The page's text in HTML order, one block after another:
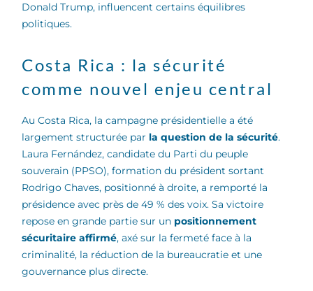
Donald Trump, influencent certains équilibres
politiques.
Costa Rica : la sécurité
comme nouvel enjeu central
Au Costa Rica, la campagne présidentielle a été
largement structurée par la question de la sécurité.
Laura Fernández, candidate du Parti du peuple
souverain (PPSO), formation du président sortant
Rodrigo Chaves, positionné à droite, a remporté la
présidence avec près de 49 % des voix. Sa victoire
repose en grande partie sur un positionnement
sécuritaire affirmé, axé sur la fermeté face à la
criminalité, la réduction de la bureaucratie et une
gouvernance plus directe.